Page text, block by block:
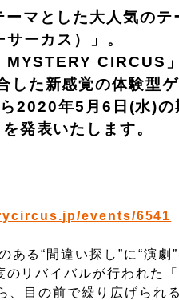
マとした大人気の
ーカス）」。
CIRCUS
した新感覚の体験型
年5月6日(水)の
発表いたします。
events/6541
る“間違い探し”に“演劇
リバイバルが行われた
目の前で繰り広げられ